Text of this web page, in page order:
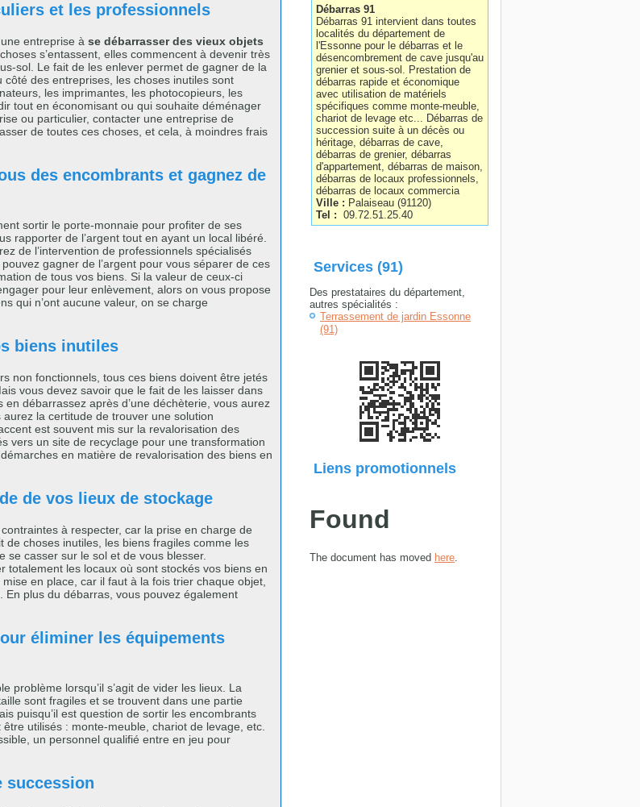
et les professionnels
entreprise à se débarrasser des vieux objets
s’entassent, elles commencent à devenir très
sol. Le fait de les enlever permet de gagner de la
des entreprises, les choses inutiles sont
les imprimantes, les photocopieurs, les
tout en économisant ou qui souhaite déménager
ou particulier, contacter une entreprise de
de toutes ces choses, et cela, à moindres frais
des encombrants et gagnez de
sortir le porte-monnaie pour profiter de ses
rapporter de l’argent tout en ayant un local libéré.
de l’intervention de professionnels spécialisés
gagner de l’argent pour vous séparer de ces
de tous vos biens. Si la valeur de ceux-ci
pour leur enlèvement, alors on vous propose
qui n’ont aucune valeur, on se charge
biens inutiles
non fonctionnels, tous ces biens doivent être jetés
vous devez savoir que le fait de les laisser dans
débarrassez après d’une déchèterie, vous aurez
aurez la certitude de trouver une solution
est souvent mis sur la revalorisation des
vers un site de recyclage pour une transformation
en matière de revalorisation des biens en
de vos lieux de stockage
à respecter, car la prise en charge de
de choses inutiles, les biens fragiles comme les
se casser sur le sol et de vous blesser.
totalement les locaux où sont stockés vos biens en
en place, car il faut à la fois trier chaque objet,
plus du débarras, vous pouvez également
éliminer les équipements
problème lorsqu’il s’agit de vider les lieux. La
sont fragiles et se trouvent dans une partie
puisqu’il est question de sortir les encombrants
utilisés : monte-meuble, chariot de levage, etc.
un personnel qualifié entre en jeu pour
succession
Débarras 91
Débarras 91 intervient dans toutes
localités du département de
l'Essonne pour le débarras et le
désencombrement de cave jusqu'au
grenier et sous-sol. Prestation de
débarras rapide et économique
avec utilisation de matériels
spécifiques comme monte-meuble,
chariot de levage etc... Débarras de
succession suite à un décès ou
héritage, débarras de cave,
débarras de grenier, débarras
d'appartement, débarras de maison,
débarras de locaux professionnels,
débarras de locaux commercia
Ville : Palaiseau (91120)
Tel : 09.72.51.25.40
Services (91)
Des prestataires du département,
autres spécialités :
Terrassement de jardin Essonne
(91)
Liens promotionnels
Found
The document has moved here.